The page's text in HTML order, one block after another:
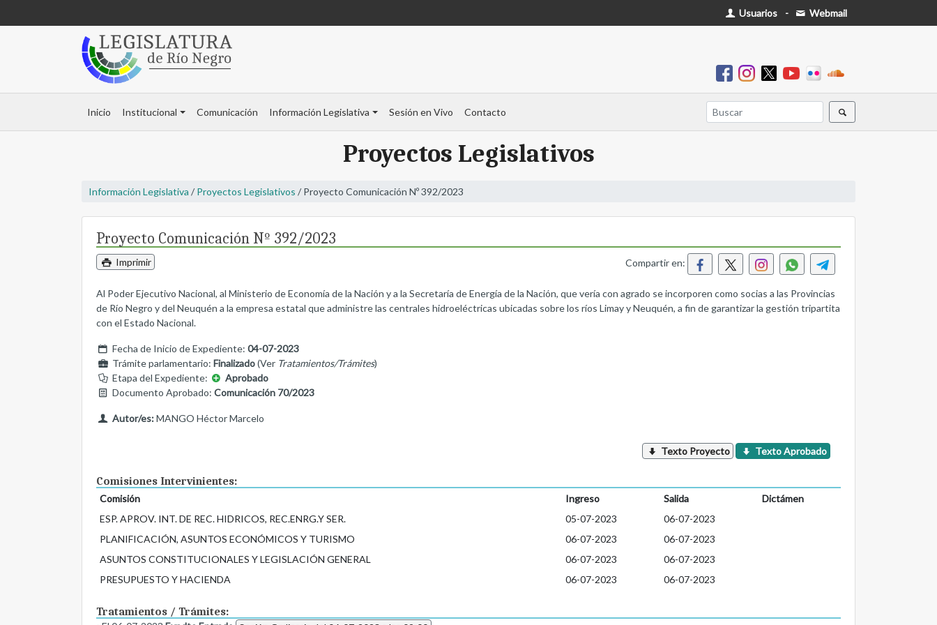
Usuarios - Webmail
Inicio Institucional Comunicación Información Legislativa Sesión en Vivo Contacto
Proyectos Legislativos
Información Legislativa / Proyectos Legislativos / Proyecto Comunicación Nº 392/2023
Proyecto Comunicación Nº 392/2023
Imprimir Compartir en:
Al Poder Ejecutivo Nacional, al Ministerio de Economía de la Nación y a la Secretaría de Energía de la Nación, que vería con agrado se incorporen como socias a las Provincias
de Río Negro y del Neuquén a la empresa estatal que administre las centrales hidroeléctricas ubicadas sobre los ríos Limay y Neuquén, a fin de garantizar la gestión tripartita
con el Estado Nacional.
Fecha de Inicio de Expediente: 04-07-2023
Trámite parlamentario: Finalizado(Ver Tratamientos/Trámites)
Etapa del Expediente:
Aprobado
Documento Aprobado: Comunicación 70/2023
Autor/es:MANGO Héctor Marcelo
Texto Proyecto Texto Aprobado
Comisiones Intervinientes:
Comisión Ingreso Salida
Dictámen
ESP. APROV. INT. DE REC. HIDRICOS, REC.ENRG.Y SER.
05-07-2023
06-07-2023
PLANIFICACIÓN, ASUNTOS ECONÓMICOS Y TURISMO
06-07-2023
06-07-2023
ASUNTOS CONSTITUCIONALES Y LEGISLACIÓN GENERAL
06-07-2023
06-07-2023
PRESUPUESTO Y HACIENDA
06-07-2023 06-07-2023
Tratamientos / Trámites: